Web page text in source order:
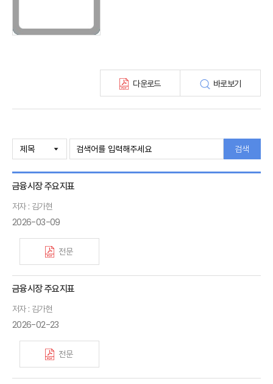
KIRI 고령화리뷰
보험회사 재무분석(종간)
주간 해외보험동향(종간)
해외보험금융동향(종간)
다운로드 바로보기
검색
금융시장 주요지표
저자 : 김가현
2026-03-09
전문
금융시장 주요지표
저자 : 김가현
2026-02-23
전문